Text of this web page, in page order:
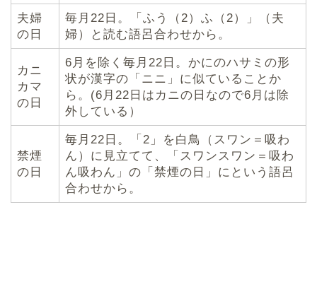
夫婦
の日
毎月22日。「ふう（2）ふ（2）」（夫
婦）と読む語呂合わせから。
カニ
カマ
の日
6月を除く毎月22日。かにのハサミの形
状が漢字の「ニニ」に似ていることか
ら。(6月22日はカニの日なので6月は除
外している）
禁煙
の日
毎月22日。「2」を白鳥（スワン＝吸わ
ん）に見立てて、「スワンスワン＝吸わ
ん吸わん」の「禁煙の日」にという語呂
合わせから。